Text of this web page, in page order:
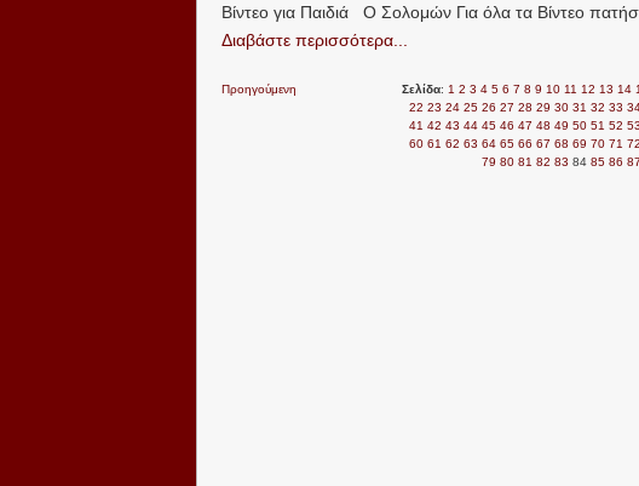
Βίντεο για Παιδιά Ο Σολομών Για όλα τα Βίντεο
Διαβάστε περισσότερα...
Προηγούμενη Σελίδα: 1 2 3 4 5 6 7 8 9 10 11 12 13 14
22 23 24 25 26 27 28 29 30 31 32 33
41 42 43 44 45 46 47 48 49 50 51 52 53
60 61 62 63 64 65 66 67 68 69 70 71 72
79 80 81 82 83 84 85 86 87